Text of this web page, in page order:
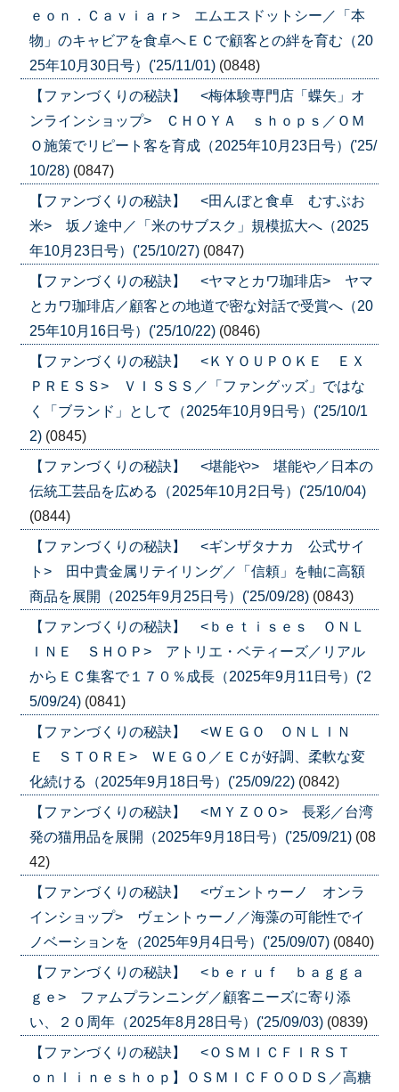
ｅｏｎ．Ｃａｖｉａｒ> エムエスドットシー／「本
物」のキャビアを食卓へＥＣで顧客との絆を育む（20
25年10月30日号）('25/11/01) (0848)
【ファンづくりの秘訣】 <梅体験専門店「蝶矢」オ
ンラインショップ> ＣＨＯＹＡ ｓｈｏｐｓ／ＯＭ
Ｏ施策でリピート客を育成（2025年10月23日号）('25/
10/28) (0847)
【ファンづくりの秘訣】 <田んぼと食卓 むすぶお
米> 坂ノ途中／「米のサブスク」規模拡大へ（2025
年10月23日号）('25/10/27) (0847)
【ファンづくりの秘訣】 <ヤマとカワ珈琲店> ヤマ
とカワ珈琲店／顧客との地道で密な対話で受賞へ（20
25年10月16日号）('25/10/22) (0846)
【ファンづくりの秘訣】 <ＫＹＯＵＰＯＫＥ ＥＸ
ＰＲＥＳＳ> ＶＩＳＳＳ／「ファングッズ」ではな
く「ブランド」として（2025年10月9日号）('25/10/1
2) (0845)
【ファンづくりの秘訣】 <堪能や> 堪能や／日本の
伝統工芸品を広める（2025年10月2日号）('25/10/04)
(0844)
【ファンづくりの秘訣】 <ギンザタナカ 公式サイ
ト> 田中貴金属リテイリング／「信頼」を軸に高額
商品を展開（2025年9月25日号）('25/09/28) (0843)
【ファンづくりの秘訣】 <ｂｅｔｉｓｅｓ ＯＮＬ
ＩＮＥ ＳＨＯＰ> アトリエ・ベティーズ／リアル
からＥＣ集客で１７０％成長（2025年9月11日号）('2
5/09/24) (0841)
【ファンづくりの秘訣】 <ＷＥＧＯ ＯＮＬＩＮ
Ｅ ＳＴＯＲＥ> ＷＥＧＯ／ＥＣが好調、柔軟な変
化続ける（2025年9月18日号）('25/09/22) (0842)
【ファンづくりの秘訣】 <ＭＹＺＯＯ> 長彩／台湾
発の猫用品を展開（2025年9月18日号）('25/09/21) (08
42)
【ファンづくりの秘訣】 <ヴェントゥーノ オンラ
インショップ> ヴェントゥーノ／海藻の可能性でイ
ノベーションを（2025年9月4日号）('25/09/07) (0840)
【ファンづくりの秘訣】 <ｂｅｒｕｆ ｂａｇｇａ
ｇｅ> ファムプランニング／顧客ニーズに寄り添
い、２０周年（2025年8月28日号）('25/09/03) (0839)
【ファンづくりの秘訣】 <ＯＳＭＩＣＦＩＲＳＴ
ｏｎｌｉｎｅｓｈｏｐ】ＯＳＭＩＣＦＯＯＤＳ／高糖